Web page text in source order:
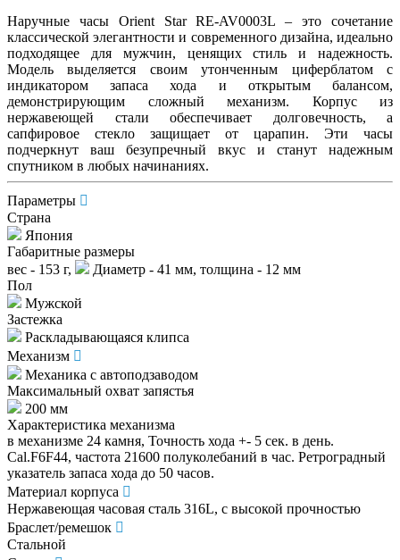
Наручные часы Orient Star RE-AV0003L – это сочетание
классической элегантности и современного дизайна, идеально
подходящее для мужчин, ценящих стиль и надежность.
Модель выделяется своим утонченным циферблатом с
индикатором запаса хода и открытым балансом,
демонстрирующим сложный механизм. Корпус из
нержавеющей стали обеспечивает долговечность, а
сапфировое стекло защищает от царапин. Эти часы
подчеркнут ваш безупречный вкус и станут надежным
спутником в любых начинаниях.
Параметры
Страна
Япония
Габаритные размеры
вес - 153 г,
Диаметр - 41 мм, толщина - 12 мм
Пол
Мужской
Застежка
Раскладывающаяся клипса
Механизм
Механика с автоподзаводом
Максимальный охват запястья
200 мм
Характеристика механизма
в механизме 24 камня, Точность хода +- 5 сек. в день.
Cal.F6F44, частота 21600 полуколебаний в час. Ретроградный
указатель запаса хода до 50 часов.
Материал корпуса
Нержавеющая часовая сталь 316L, с высокой прочностью
Браслет/ремешок
Стальной